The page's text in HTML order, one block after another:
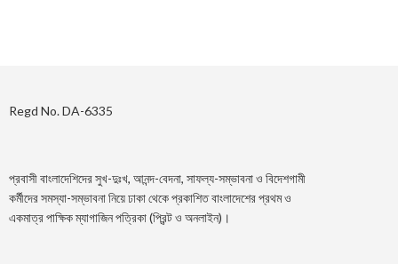
Regd No. DA-6335
প্রবাসী বাংলাদেশিদের সুখ-দুঃখ, আনন্দ-বেদনা, সাফল্য-সম্ভাবনা ও বিদেশগামী
কর্মীদের সমস্যা-সম্ভাবনা নিয়ে ঢাকা থেকে প্রকাশিত বাংলাদেশের প্রথম ও
একমাত্র পাক্ষিক ম্যাগাজিন পত্রিকা (প্রিন্ট ও অনলাইন)।